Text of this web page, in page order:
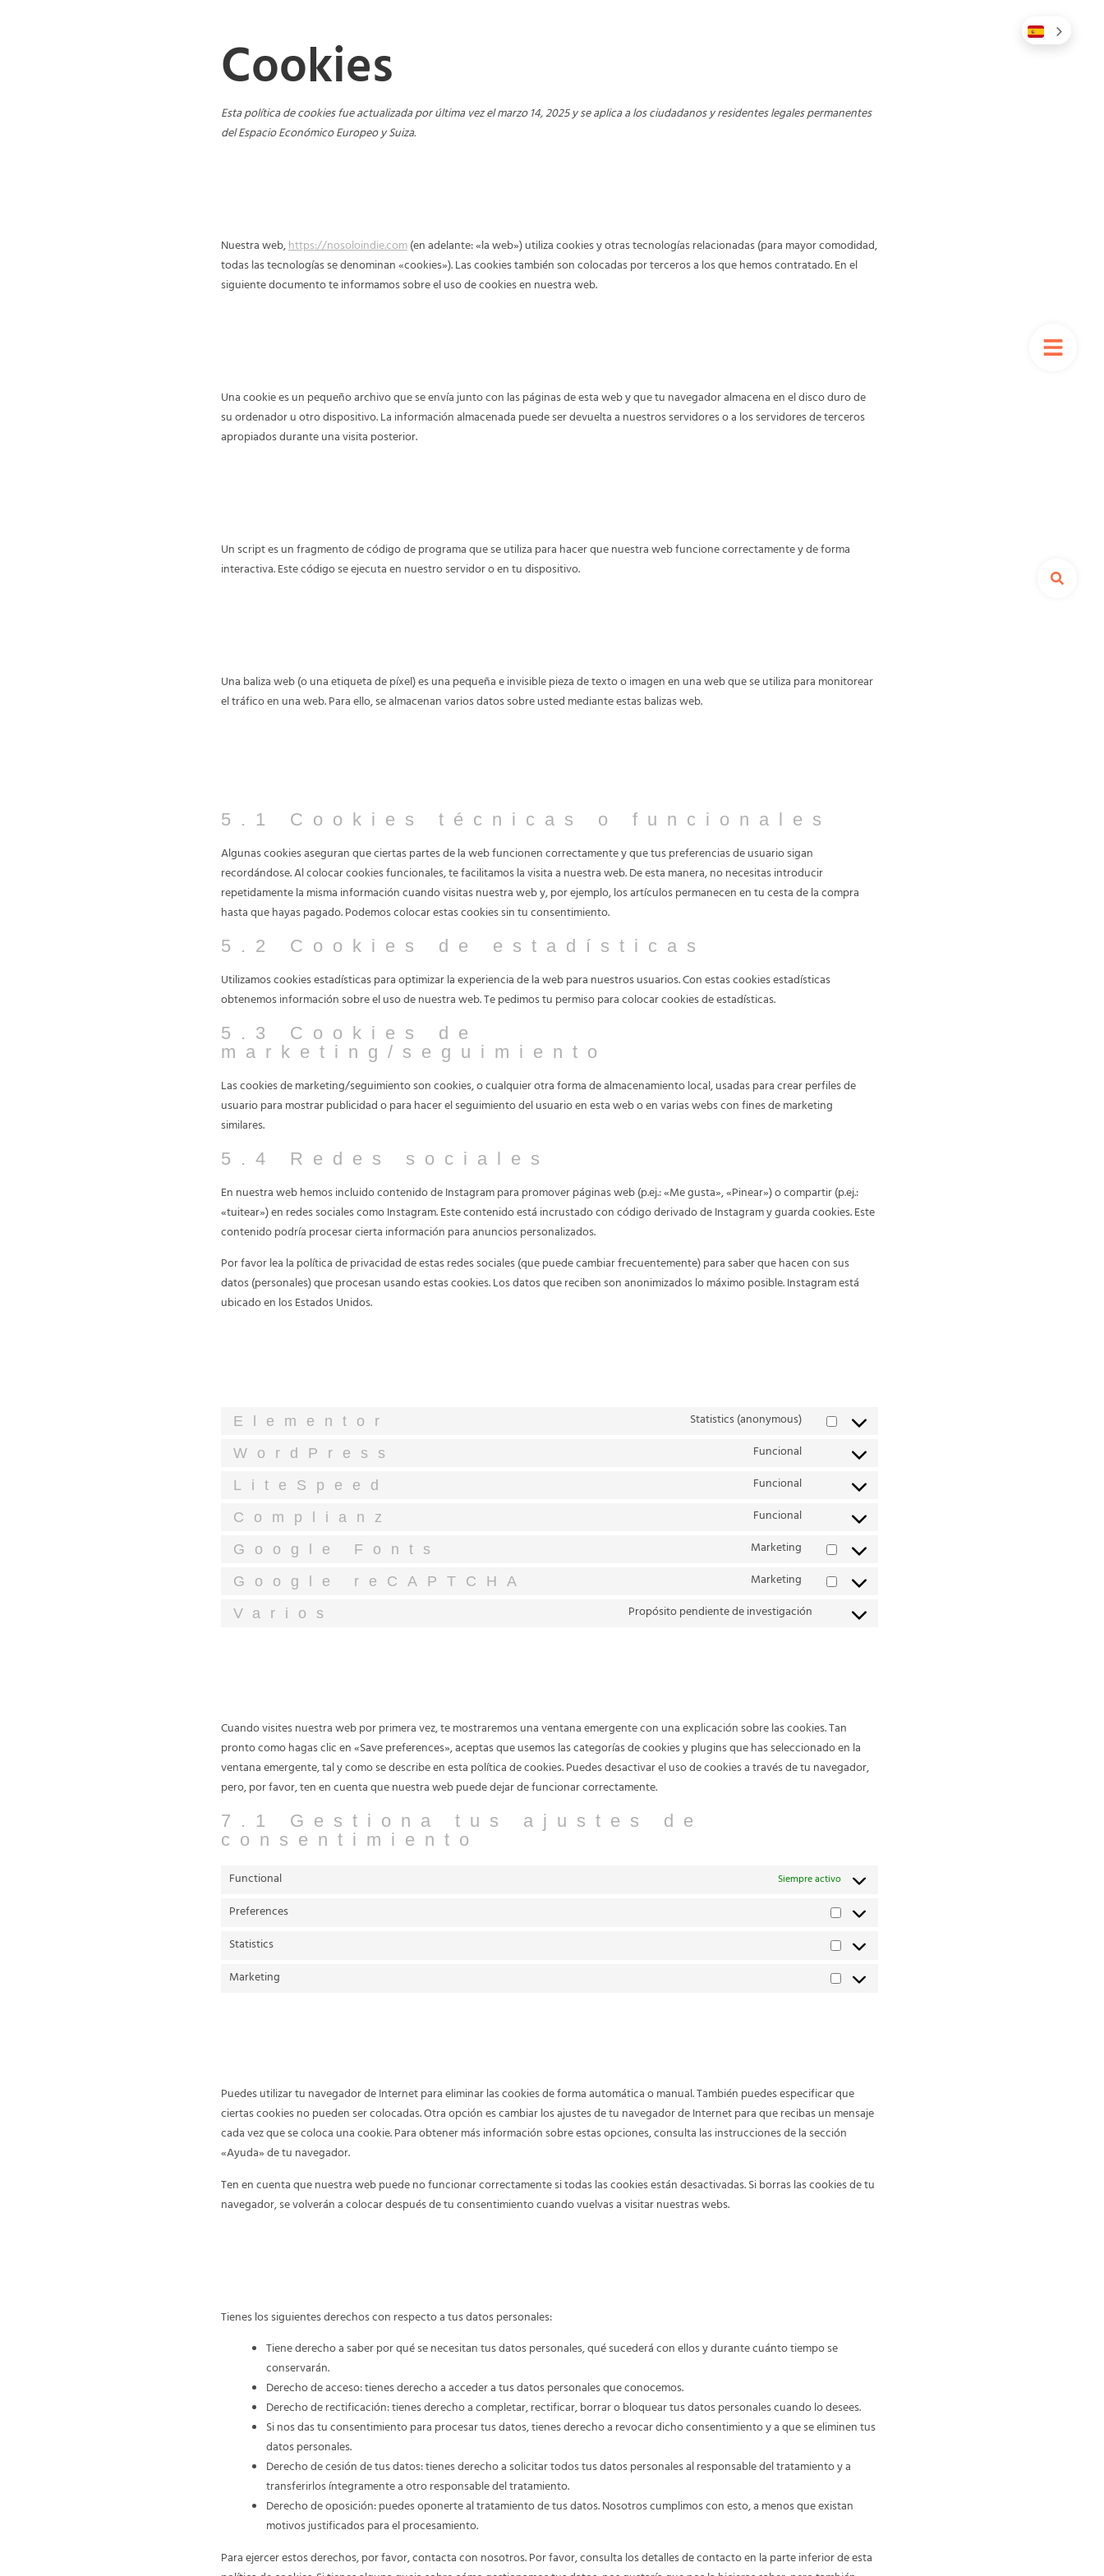
Cookies
Esta política de cookies fue actualizada por última vez el marzo 14, 2025 y se aplica a los ciudadanos y residentes legales permanentes
del Espacio Económico Europeo y Suiza.
Nuestra web,https://nosoloindie.com(en adelante: «la web») utiliza cookies y otras tecnologías relacionadas (para mayor comodidad,
todas las tecnologías se denominan «cookies»). Las cookies también son colocadas por terceros a los que hemos contratado. En el
siguiente documento te informamos sobre el uso de cookies en nuestra web.
Una cookie es un pequeño archivo que se envía junto con las páginas de esta web y que tu navegador almacena en el disco duro de
su ordenador u otro dispositivo. La información almacenada puede ser devuelta a nuestros servidores o a los servidores de terceros
apropiados durante una visita posterior.
Un script es un fragmento de código de programa que se utiliza para hacer que nuestra web funcione correctamente y de forma
interactiva. Este código se ejecuta en nuestro servidor o en tu dispositivo.
Una baliza web (o una etiqueta de píxel) es una pequeña e invisible pieza de texto o imagen en una web que se utiliza para monitorear
el tráfico en una web. Para ello, se almacenan varios datos sobre usted mediante estas balizas web.
5.1 Cookies técnicas o funcionales
Algunas cookies aseguran que ciertas partes de la web funcionen correctamente y que tus preferencias de usuario sigan
recordándose. Al colocar cookies funcionales, te facilitamos la visita a nuestra web. De esta manera, no necesitas introducir
repetidamente la misma información cuando visitas nuestra web y, por ejemplo, los artículos permanecen en tu cesta de la compra
hasta que hayas pagado. Podemos colocar estas cookies sin tu consentimiento.
5.2 Cookies de estadísticas
Utilizamos cookies estadísticas para optimizar la experiencia de la web para nuestros usuarios. Con estas cookies estadísticas
obtenemos información sobre el uso de nuestra web. Te pedimos tu permiso para colocar cookies de estadísticas.
5.3 Cookies de
marketing/seguimiento
Las cookies de marketing/seguimiento son cookies, o cualquier otra forma de almacenamiento local, usadas para crear perfiles de
usuario para mostrar publicidad o para hacer el seguimiento del usuario en esta web o en varias webs con fines de marketing
similares.
5.4 Redes sociales
En nuestra web hemos incluido contenido de Instagram para promover páginas web (p.ej.: «Me gusta», «Pinear») o compartir (p.ej.:
«tuitear») en redes sociales como Instagram. Este contenido está incrustado con código derivado de Instagram y guarda cookies. Este
contenido podría procesar cierta información para anuncios personalizados.
Por favor lea la política de privacidad de estas redes sociales (que puede cambiar frecuentemente) para saber que hacen con sus
datos (personales) que procesan usando estas cookies. Los datos que reciben son anonimizados lo máximo posible. Instagram está
ubicado en los Estados Unidos.
Elementor Statistics (anonymous)
WordPress Funcional
LiteSpeed Funcional
Complianz Funcional
Google Fonts Marketing
Google reCAPTCHA Marketing
Varios Propósito pendiente de investigación
Cuando visites nuestra web por primera vez, te mostraremos una ventana emergente con una explicación sobre las cookies. Tan
pronto como hagas clic en «Save preferences», aceptas que usemos las categorías de cookies y plugins que has seleccionado en la
ventana emergente, tal y como se describe en esta política de cookies. Puedes desactivar el uso de cookies a través de tu navegador,
pero, por favor, ten en cuenta que nuestra web puede dejar de funcionar correctamente.
7.1 Gestiona tus ajustes de
consentimiento
Functional Siempre activo
Preferences
Statistics
Marketing
Puedes utilizar tu navegador de Internet para eliminar las cookies de forma automática o manual. También puedes especificar que
ciertas cookies no pueden ser colocadas. Otra opción es cambiar los ajustes de tu navegador de Internet para que recibas un mensaje
cada vez que se coloca una cookie. Para obtener más información sobre estas opciones, consulta las instrucciones de la sección
«Ayuda» de tu navegador.
Ten en cuenta que nuestra web puede no funcionar correctamente si todas las cookies están desactivadas. Si borras las cookies de tu
navegador, se volverán a colocar después de tu consentimiento cuando vuelvas a visitar nuestras webs.
Tienes los siguientes derechos con respecto a tus datos personales:
Tiene derecho a saber por qué se necesitan tus datos personales, qué sucederá con ellos y durante cuánto tiempo se
conservarán.
Derecho de acceso: tienes derecho a acceder a tus datos personales que conocemos.
Derecho de rectificación: tienes derecho a completar, rectificar, borrar o bloquear tus datos personales cuando lo desees.
Si nos das tu consentimiento para procesar tus datos, tienes derecho a revocar dicho consentimiento y a que se eliminen tus
datos personales.
Derecho de cesión de tus datos: tienes derecho a solicitar todos tus datos personales al responsable del tratamiento y a
transferirlos íntegramente a otro responsable del tratamiento.
Derecho de oposición: puedes oponerte al tratamiento de tus datos. Nosotros cumplimos con esto, a menos que existan
motivos justificados para el procesamiento.
Para ejercer estos derechos, por favor, contacta con nosotros. Por favor, consulta los detalles de contacto en la parte inferior de esta